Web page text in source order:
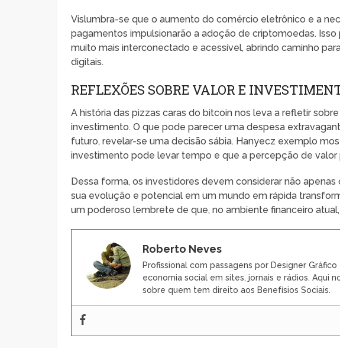
Vislumbra-se que o aumento do comércio eletrônico e a
pagamentos impulsionarão a adoção de criptomoedas.
muito mais interconectado e acessível, abrindo caminho
digitais.
REFLEXÕES SOBRE VALOR E
A história das pizzas caras do bitcoin nos leva a refletir
investimento. O que pode parecer uma despesa
futuro, revelar-se uma decisão sábia. Hanyecz exemplo
investimento pode levar tempo e que a percepção de
Dessa forma, os investidores devem considerar não
sua evolução e potencial em um mundo em rápida
um poderoso lembrete de que, no ambiente financeiro
Roberto Neves
Profissional com passagens por Designer
economia social em sites, jornais e rádios. Aqui
sobre quem tem direito aos Benefísios Sociais.